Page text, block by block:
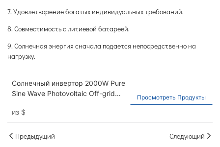
7. Удовлетворение богатых индивидуальных требований.
8. Совместимость с литиевой батареей.
9. Солнечная энергия сначала подается непосредственно на
нагрузку.
Солнечный инвертор 2000W Pure
Sine Wave Photovoltaic Off-grid
мощность инвертор
из $
Просмотреть Продукты
Предыдущий Следующий